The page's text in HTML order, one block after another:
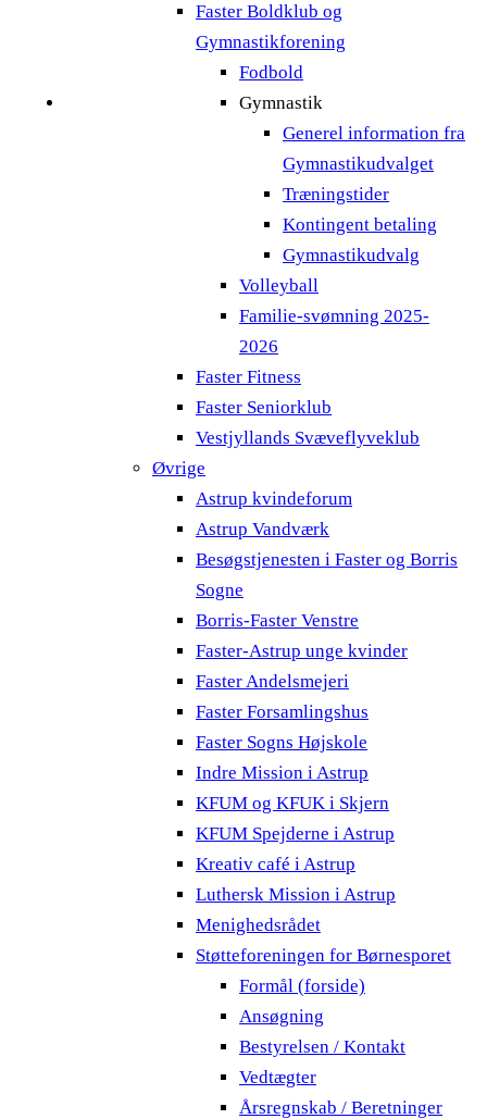
Faster Boldklub og
Gymnastikforening
Fodbold
Gymnastik
Generel information fra
Gymnastikudvalget
Træningstider
Kontingent betaling
Gymnastikudvalg
Volleyball
Familie-svømning 2025-
2026
Faster Fitness
Faster Seniorklub
Vestjyllands Svæveflyveklub
Øvrige
Astrup kvindeforum
Astrup Vandværk
Besøgstjenesten i Faster og Borris
Sogne
Borris-Faster Venstre
Faster-Astrup unge kvinder
Faster Andelsmejeri
Faster Forsamlingshus
Faster Sogns Højskole
Indre Mission i Astrup
KFUM og KFUK i Skjern
KFUM Spejderne i Astrup
Kreativ café i Astrup
Luthersk Mission i Astrup
Menighedsrådet
Støtteforeningen for Børnesporet
Formål (forside)
Ansøgning
Bestyrelsen / Kontakt
Vedtægter
Årsregnskab / Beretninger